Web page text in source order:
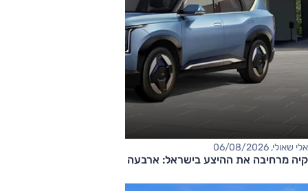
אלי שאולי, 06/08/2026
קיה מרחיבה את ההיצע בישראל: ארבעה דגמים חדשים בדרך